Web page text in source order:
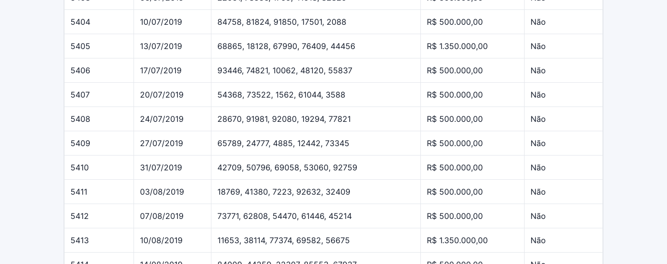
5404 10/07/2019 84758, 81824, 91850, 17501, 2088 R$ 500.000,00 Não
5405 13/07/2019 68865, 18128, 67990, 76409, 44456 R$ 1.350.000,00 Não
5406 17/07/2019 93446, 74821, 10062, 48120, 55837 R$ 500.000,00 Não
5407 20/07/2019 54368, 73522, 1562, 61044, 3588 R$ 500.000,00 Não
5408 24/07/2019 28670, 91981, 92080, 19294, 77821 R$ 500.000,00 Não
5409 27/07/2019 65789, 24777, 4885, 12442, 73345 R$ 500.000,00 Não
5410 31/07/2019 42709, 50796, 69058, 53060, 92759 R$ 500.000,00 Não
5411 03/08/2019 18769, 41380, 7223, 92632, 32409 R$ 500.000,00 Não
5412 07/08/2019 73771, 62808, 54470, 61446, 45214 R$ 500.000,00 Não
5413 10/08/2019 11653, 38114, 77374, 69582, 56675 R$ 1.350.000,00 Não